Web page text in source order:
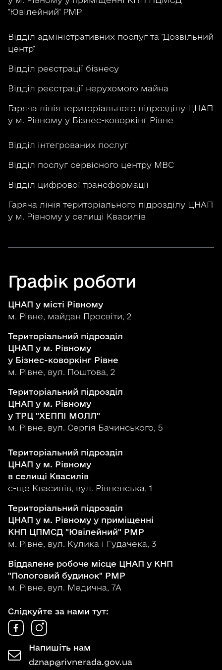
"Ювілейний" РМР
Відділ адміністративних послуг та "Дозвільний
центр"
Відділ реєстрації бізнесу
Відділ реєстрації нерухомого майна
Гаряча лінія територіального підрозділу ЦНАП
у м. Рівному у Бізнес-коворкінг Рівне
Відділ інтегрованих послуг
Відділ послуг сервісного центру МВС
Відділ цифрової трансформації
Гаряча лінія територіального підрозділу ЦНАП
у м. Рівному у селищі Квасилів
Графік роботи
ЦНАП у місті Рівному
м. Рівне, майдан Просвіти, 2
Територіальний підрозділ
ЦНАП у м. Рівному
у Бізнес-коворкінг Рівне
м. Рівне, вул. Поштова, 2
Територіальний підрозділ
ЦНАП у м. Рівному
у ТРЦ "ХЕППІ МОЛЛ"
м. Рівне, вул. Сергія Бачинського, 5
Територіальний підрозділ
ЦНАП у м. Рівному
в селищі Квасилів
с-ще Квасилів, вул. Рівненська, 1
Територіальний підрозділ
ЦНАП у м. Рівному у приміщенні
КНП ЦПМСД "Ювілейний" РМР
м. Рівне, вул. Кулика і Гудачека, 3
Віддалене робоче місце ЦНАП у КНП
"Пологовий будинок" РМР
м. Рівне, вул. Медична, 7А
Слідкуйте за нами тут:
Напишіть нам
dznap@rivnerada.gov.ua